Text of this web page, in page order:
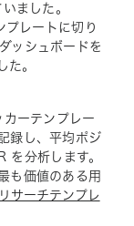
ました。
レートに切り
ッシュボードを
た。
ーテンプレー
録し、平均ポジ
を分析します。
も価値のある用
サーチテンプレ